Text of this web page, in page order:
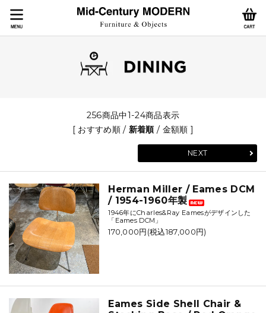
256商品中1-24商品表示
[ おすすめ順/ 新着順/ 金額順 ]
NEXT
Herman Miller / Eames DCM
/ 1954-1960年製
1946年にCharles&Ray Eamesがデザインした
「Eames DCM」
170,000円(税込187,000円)
Eames Side Shell Chair &